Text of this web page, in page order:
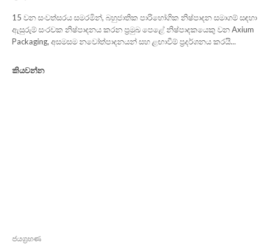
15 වන සංවත්සරය සමරමින්, බහුජාතික පාරිභෝගික නිෂ්පාදන සමාගම් සඳහා
ඇසුරුම් සංරචක නිෂ්පාදනය කරන ප්‍රමුඛ පෙළේ නිෂ්පාදකයෙකු වන Axium
Packaging, අසමසම නවෝත්පාදනයන් සහ ළඟාවීම් ප්‍රදර්ශනය කරයි...
කියවන්න
ජයග්‍රහණ